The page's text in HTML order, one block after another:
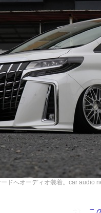
ードへオーディオ装着。car
こ